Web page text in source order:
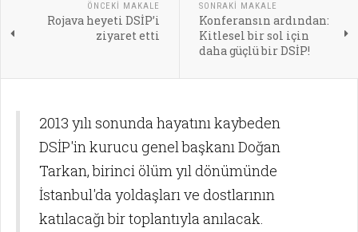
ÖNCEKI MAKALE
Rojava heyeti DSİP’i
ziyaret etti
SONRAKI MAKALE
Konferansın ardından:
Kitlesel bir sol için
daha güçlü bir DSİP!
2013 yılı sonunda hayatını kaybeden
DSİP'in kurucu genel başkanı Doğan
Tarkan, birinci ölüm yıl dönümünde
İstanbul'da yoldaşları ve dostlarının
katılacağı bir toplantıyla anılacak.